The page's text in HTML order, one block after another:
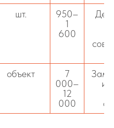
шт.
950–
1
600
объект
7
000–
12
000
и